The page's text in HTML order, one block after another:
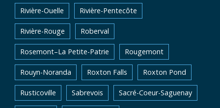
Rivière-Ouelle Rivière-Pentecôte
Rivière-Rouge Roberval
Rosemont–La Petite-Patrie Rougemont
Rouyn-Noranda Roxton Falls Roxton Pond
Rusticoville Sabrevois Sacré-Coeur-Saguenay